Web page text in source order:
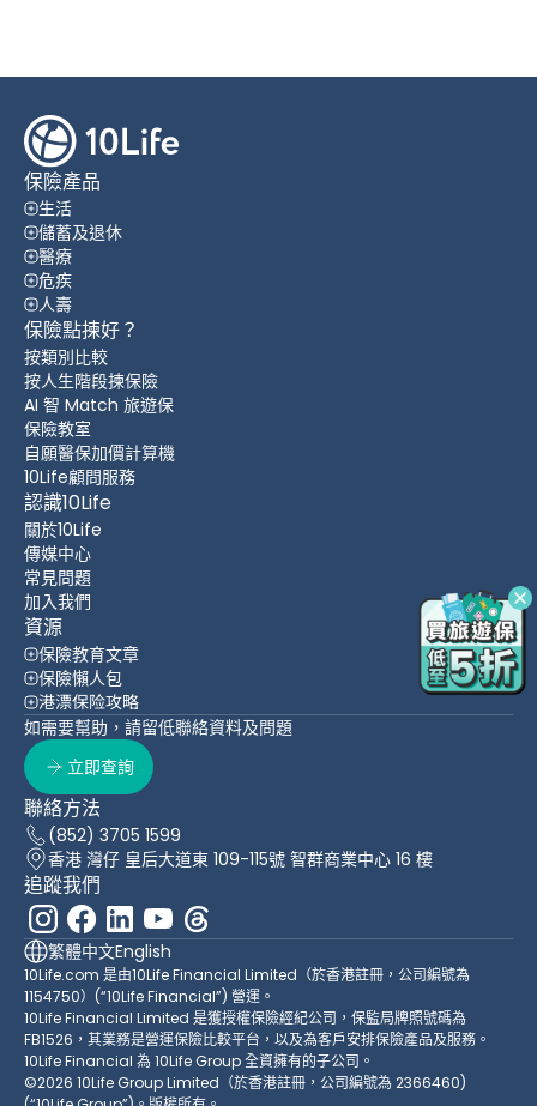
保險產品
生活
儲蓄及退休
醫療
危疾
人壽
保險點揀好？
按類別比較
按人生階段揀保險
AI 智 Match 旅遊保
保險教室
自願醫保加價計算機
10Life顧問服務
認識10Life
關於10Life
傳媒中心
常見問題
加入我們
資源
保險教育文章
保險懶人包
港漂保险攻略
如需要幫助，請留低聯絡資料及問題
立即查詢
聯絡方法
(852) 3705 1599
香港 灣仔 皇后大道東 109-115號 智群商業中心 16 樓
追蹤我們
繁體中文English
10Life.com 是由10Life Financial Limited（於香港註冊，公司編號為
1154750）(“10Life Financial”) 營運。
10Life Financial Limited 是獲授權保險經紀公司，保監局牌照號碼為
FB1526，其業務是營運保險比較平台，以及為客戶安排保險產品及服務。
10Life Financial 為 10Life Group 全資擁有的子公司。
©2026 10Life Group Limited（於香港註冊，公司編號為 2366460)